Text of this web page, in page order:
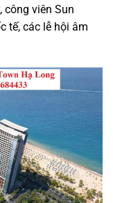
công viên Sun
tế, các lễ hội âm